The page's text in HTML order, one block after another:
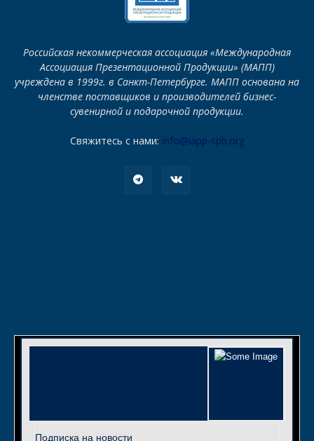
Российская некоммерческая ассоциация «Международная
Ассоциация Презентационной Продукции» (МАПП)
учреждена в 1999г. в Санкт-Петербурге. МАПП основана на
членстве поставщиков и производителей бизнес-
сувенирной и подарочной продукции.
Свяжитесь с нами: info@iapp-spb.org
Подписка на новости